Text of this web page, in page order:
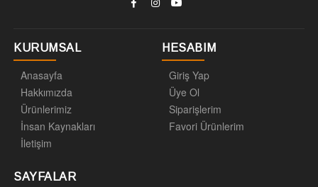
KURUMSAL
Anasayfa
Hakkımızda
Ürünlerimiz
İnsan Kaynakları
İletişim
HESABIM
Giriş Yap
Üye Ol
Siparişlerim
Favori Ürünlerim
SAYFALAR